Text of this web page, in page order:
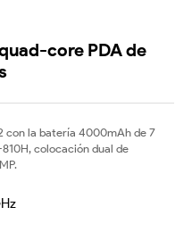
core PDA de
con la batería 4000mAh de 7
colocación dual de